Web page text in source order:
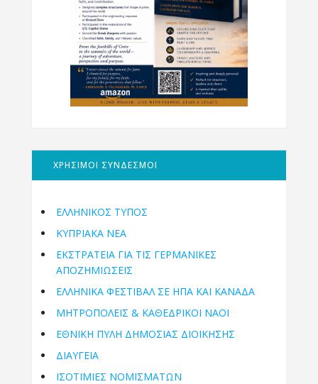
ΧΡΗΣΙΜΟΙ ΣΥΝΔΕΣΜΟΙ
ΕΛΛΗΝΙΚΟΣ ΤΥΠΟΣ
ΚΥΠΡΙΑΚΑ ΝΕΑ
ΕΚΣΤΡΑΤΕΙΑ ΓΙΑ ΤΙΣ ΓΕΡΜΑΝΙΚΕΣ
ΑΠΟΖΗΜΙΩΣΕΙΣ
ΕΛΛΗΝΙΚΆ ΦΕΣΤΙΒΆΛ ΣΕ ΗΠΑ ΚΑΙ ΚΑΝΑΔΑ
ΜΗΤΡΟΠΌΛΕΙΣ & ΚΑΘΕΔΡΙΚΟΊ ΝΑΟΊ
ΕΘΝΙΚΉ ΠΎΛΗ ΔΗΜΌΣΙΑΣ ΔΙΟΊΚΗΣΗΣ
ΔΙΑΥΓΕΙΑ
ΙΣΟΤΙΜΙΕΣ ΝΟΜΙΣΜΑΤΩΝ